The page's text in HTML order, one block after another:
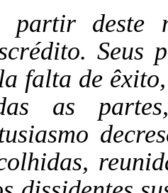
partir deste
Seus
falta de
as